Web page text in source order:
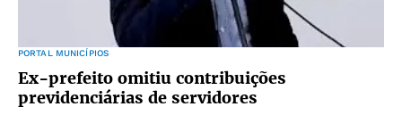
PORTAL MUNICÍPIOS
Ex-prefeito omitiu contribuições
previdenciárias de servidores